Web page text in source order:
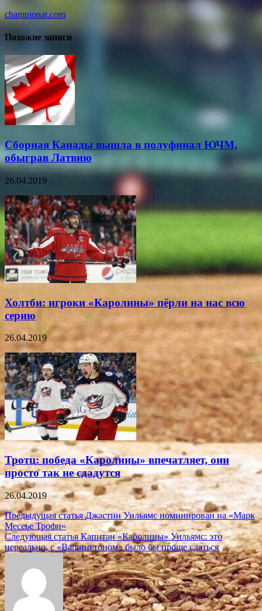
championat.com
Похожие записи
Сборная Канады вышла в полуфинал ЮЧМ,
обыграв Латвию
26.04.2019
Холтби: игроки «Каролины» пёрли на нас всю
серию
26.04.2019
Тротц: победа «Каролины» впечатляет, они
просто так не сдадутся
26.04.2019
Навигация
по
записям
Предыдущая статья Джастин Уильямс номинирован на «Марк
Мессье Трофи»
Следующая статья Капитан «Каролины» Уильямс: это
нереально, с «Вашингтоном» было бы проще сдаться